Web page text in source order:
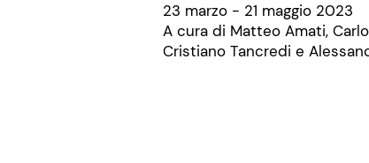
23 marzo - 21 maggio 2023
A cura di Matteo Amati,
Cristiano Tancredi e